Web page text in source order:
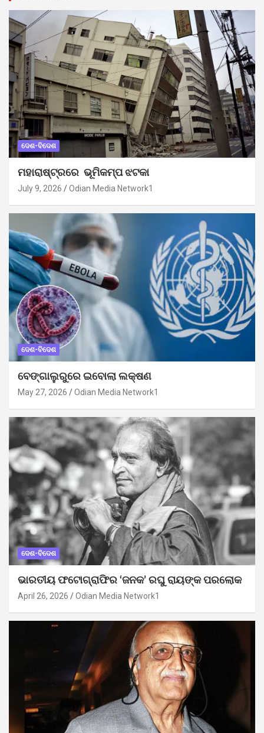
ଦେଶ-ବିଦେଶ
ମହାରାଷ୍ଟ୍ରରେ ଭୂମିକମ୍ପ ଝଟକା
July 9, 2026 Odian Media Network1
ଦେଶ-ବିଦେଶ
ବେଙ୍ଗାଲୁରୁରେ ଇବୋଲା ଲକ୍ଷଣ
May 27, 2026 Odian Media Network1
ଦେଶ-ବିଦେଶ
ଭାରତୀୟ ଫଟୋଗ୍ରାଫିର ‘ଜନକ’ ରଘୁ ରାୟଙ୍କ ପରଲୋକ
April 26, 2026 Odian Media Network1